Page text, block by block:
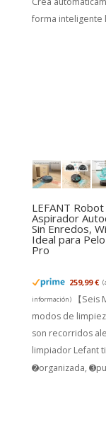
forma inteligente
LEFANT
Aspirador
Sin Enredos,
Ideal para
Pro
259,99 €
información)
【
modos de
son recorridos
limpiador Lefant
➋organizada,